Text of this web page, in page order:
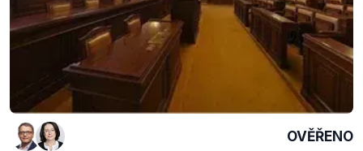
OVĚŘENO